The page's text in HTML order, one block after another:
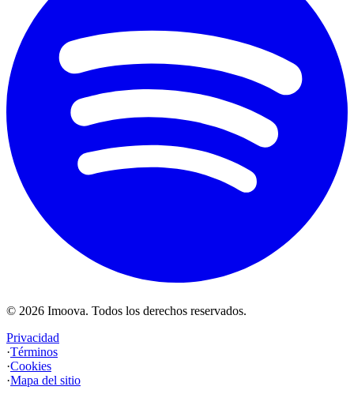
© 2026 Imoova. Todos los derechos reservados.
Privacidad
·Términos
·Cookies
·Mapa del sitio